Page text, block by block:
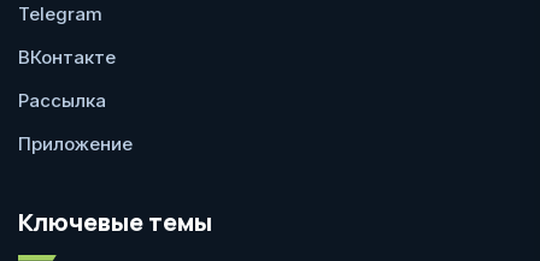
Telegram
ВКонтакте
Рассылка
Приложение
Ключевые темы